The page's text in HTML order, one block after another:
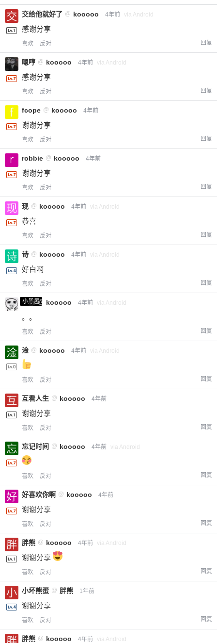
立刻支付
交给他就好了 @ kooooo 4年前 via Android
感谢分享
喜欢 反对 回复
嗯哼 @ kooooo 4年前 via Android
感谢分享
喜欢 反对 回复
fcope @ kooooo 4年前
谢谢分享
喜欢 反对 回复
robbie @ kooooo 4年前
谢谢分享
喜欢 反对 回复
现 @ kooooo 4年前 via Android
恭喜
喜欢 反对 回复
诗 @ kooooo 4年前 via Android
好白啊
喜欢 反对 回复
小黑屋
一修 @ kooooo 4年前 via Android
。。
喜欢 反对 回复
淦 @ kooooo 4年前 via Android
喜欢 反对 回复
互看人生 @ kooooo 4年前
谢谢分享
喜欢 反对 回复
忘记时间 @ kooooo 4年前 via Android
喜欢 反对 回复
好喜欢你啊 @ kooooo 4年前
谢谢分享
喜欢 反对 回复
胖熊 @ kooooo 4年前 via Android
谢谢分享
喜欢 反对 回复
小坏熊蛋 @ 胖熊 1年前
谢谢分享
喜欢 反对 回复
胖熊 @ kooooo 4年前 via Android
您没有权限发布内容，请购买会员或者提升权
限。
忘记密码？找回